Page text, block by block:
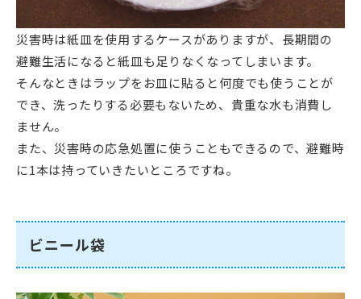
災害時は紙皿を使用するケースがありますが、長期間の
避難生活になると紙皿も足りなくなってしまいます。
そんなときはラップをお皿に貼ると何度でも使うことが
でき、洗ったりする必要もないため、貴重な水も消費し
ません。
また、災害時の応急処置に使うこともできるので、避難時
に1本は持っていきたいところですね。
ビニール袋